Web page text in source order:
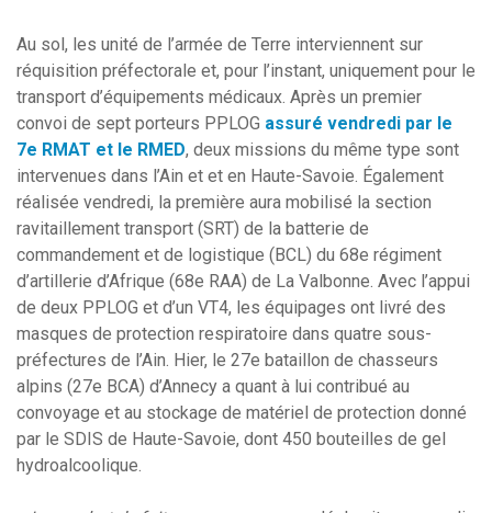
Au sol, les unité de l’armée de Terre interviennent sur
réquisition préfectorale et, pour l’instant, uniquement pour le
transport d’équipements médicaux. Après un premier
convoi de sept porteurs PPLOG assuré vendredi par le
7e RMAT et le RMED, deux missions du même type sont
intervenues dans l’Ain et et en Haute-Savoie. Également
réalisée vendredi, la première aura mobilisé la section
ravitaillement transport (SRT) de la batterie de
commandement et de logistique (BCL) du 68e régiment
d’artillerie d’Afrique (68e RAA) de La Valbonne. Avec l’appui
de deux PPLOG et d’un VT4, les équipages ont livré des
masques de protection respiratoire dans quatre sous-
préfectures de l’Ain. Hier, le 27e bataillon de chasseurs
alpins (27e BCA) d’Annecy a quant à lui contribué au
convoyage et au stockage de matériel de protection donné
par le SDIS de Haute-Savoie, dont 450 bouteilles de gel
hydroalcoolique.